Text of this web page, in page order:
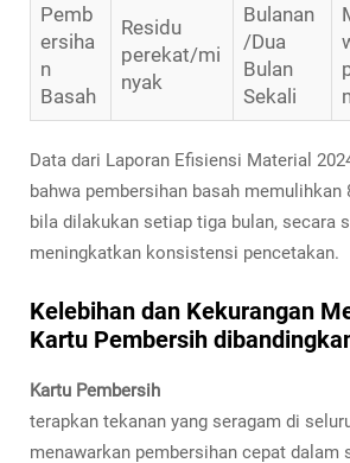
Pemb
ersiha
n
Basah
Residu
perekat/mi
nyak
Bulanan
/Dua
Bulan
Sekali
Data dari Laporan Efisiensi Material
bahwa pembersihan basah memulihkan
bila dilakukan setiap tiga bulan, secara
meningkatkan konsistensi pencetakan.
Kelebihan dan Kekurangan
Kartu Pembersih
Kartu Pembersih
terapkan tekanan yang seragam di
menawarkan pembersihan cepat dalam